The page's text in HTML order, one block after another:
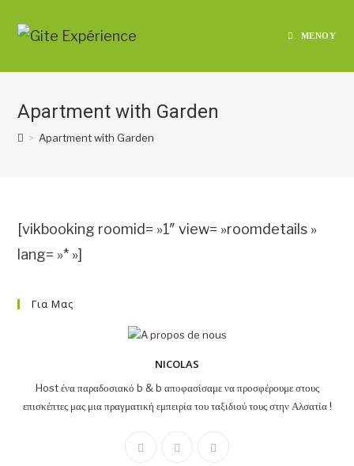
ΜΕΝΟΎ
Apartment with Garden
> Apartment with Garden
[vikbooking roomid= »1″ view= »roomdetails »
lang= »* »]
Για Μας
NICOLAS
Host ένα παραδοσιακό b & b αποφασίσαμε να προσφέρουμε στους
επισκέπτες μας μια πραγματική εμπειρία του ταξιδιού τους στην Αλσατία !